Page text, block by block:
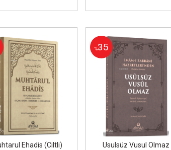
Ehadis (Ciltli)
%35
Usulsüz Vusul Olmaz